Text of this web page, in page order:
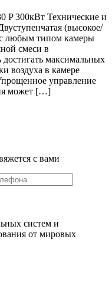
P 300кВт Технические и
(высокое/
с любым типом камеры
смеси в
достигать максимальных
воздуха в камере
управление
может […]
с вами
систем и
от мировых